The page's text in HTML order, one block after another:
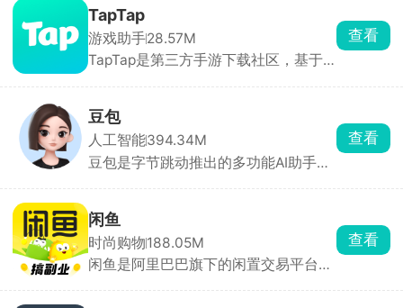
实体卡、排队充值。需要先选对应学校
实名绑定才能用，充值走微信支付宝，
每一笔花销都能查账单。不少高校澡堂
和食堂都在用，是住校刚需工具。
TapTap
游戏助手28.57M
TapTap是第三方手游下载社区，基于
来自平台实名玩家，帮助快速种草。云
玩游戏无需下载，点开即玩 30 分钟高
清流式试玩，省存储、低配置也能体验
3A 手游。每款游戏自带论坛，支持图
约未上线游戏，开测/发版自动推送，
收藏列表云同步，换机不丢。
查看
豆包
人工智能394.34M
豆包是字节跳动推出的多功能AI助手，
解用户问题，提供直击重点的答案。支
持语音输入与输出，提供多种音色选
择，甚至支持方言对话，拟人化程度
高，交流自然流畅。回答后主动推荐相
查看
闲鱼
时尚购物188.05M
闲鱼是阿里巴巴旗下的闲置交易平台，
查看